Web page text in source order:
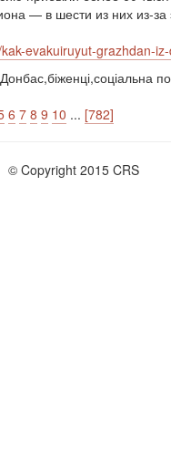
— в шести из них из-
evakuiruyut-grazhdan-
6 7 8 9 10 ... [782]
© Copyright 2015 CRS